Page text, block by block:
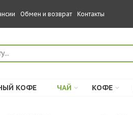
Обмен и возврат Контакты
КОФЕ ЧАЙ КОФЕ